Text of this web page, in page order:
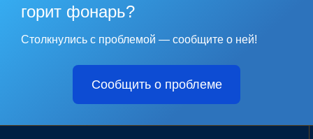
горит фонарь?
Столкнулись с проблемой — сообщите о ней!
Сообщить о проблеме